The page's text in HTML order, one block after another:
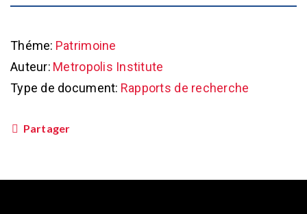
Théme: Patrimoine
Auteur: Metropolis Institute
Type de document: Rapports de recherche
Partager